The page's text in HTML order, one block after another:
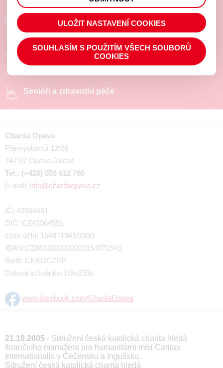
Poradíme a pomůžeme
Chráněné pracoviště
Senioři a zdravotní péče
Charita Opava
Přemyslovců 13/26
747 07 Opava-Jaktař
Tel.: (+420) 553 612 780
E-mail: info@charitaopava.cz
IČ: 43964591
DIČ: CZ43964591
číslo účtu: 154871941/0300
IBAN:CZ8603000000000154871941
Swift: CEKOCZPP
Datová schránka: h3w253v
www.facebook.com/CharitaOpava
21.10.2005 - Sdružení česká katolická charita hledá
finančního manažera pro humanitární misi Caritas
Internationalis v Čečensku a Ingušsku.
Sdružení česká katolická charita hledá
prohlížené zboží apod.
ULOŽIT NASTAVENÍ COOKIES
SOUHLASÍM S POUŽITÍM VŠECH SOUBORŮ
COOKIES